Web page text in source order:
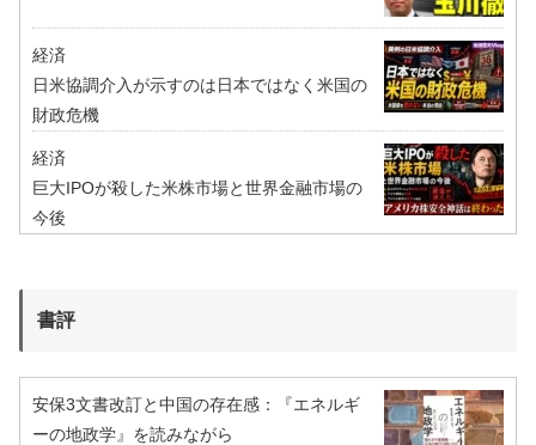
経済
日米協調介入が示すのは日本ではなく米国の
財政危機
経済
巨大IPOが殺した米株市場と世界金融市場の
今後
書評
安保3文書改訂と中国の存在感：『エネルギ
ーの地政学』を読みながら